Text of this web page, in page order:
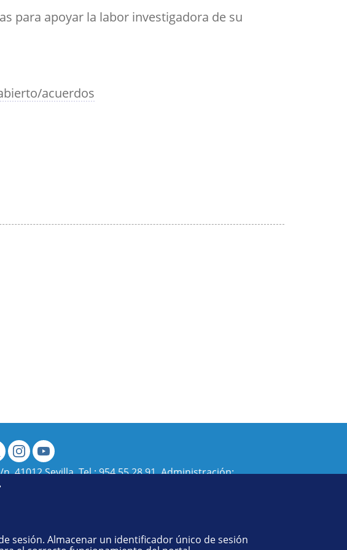
Asociaciones
Aula de Kultura
para
la Facultad
Impresos
para apoyar la labor investigadora de su
acuerdos
41012 Sevilla. Tel.:954 55 28 91. Administración:
sesión. Almacenar un identificador único de sesión